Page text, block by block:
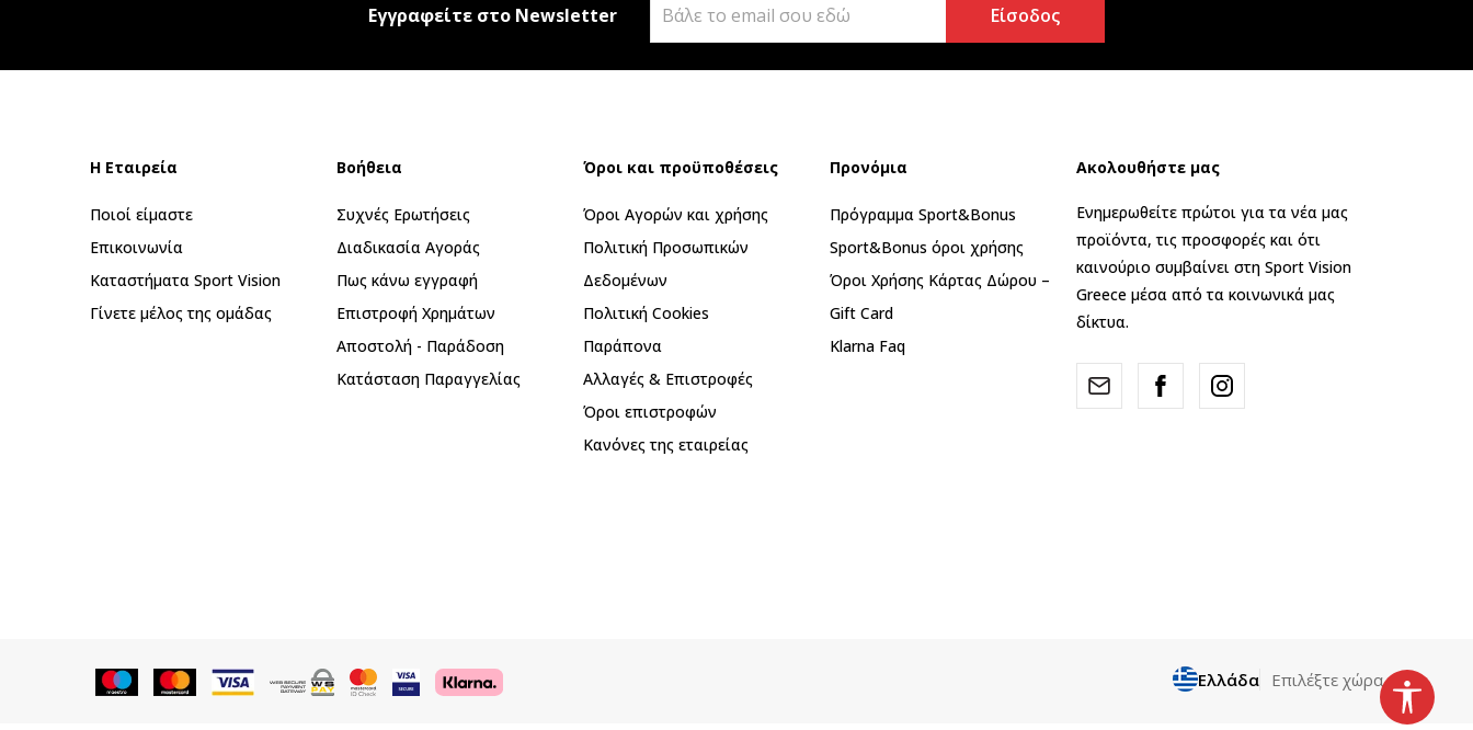
Εγγραφείτε στο Newsletter Είσοδος
Η Εταιρεία
Ποιοί είμαστε
Επικοινωνία
Καταστήματα Sport Vision
Γίνετε μέλος της ομάδας
Βοήθεια
Συχνές Ερωτήσεις
Διαδικασία Αγοράς
Πως κάνω εγγραφή
Επιστροφή Xρημάτων
Αποστολή - Παράδοση
Κατάσταση Παραγγελίας
Όροι και προϋποθέσεις
Όροι Αγορών και χρήσης
Πολιτική Προσωπικών
Δεδομένων
Πολιτική Cookies
Παράπονα
Αλλαγές & Επιστροφές
Όροι επιστροφών
Κανόνες της εταιρείας
Προνόμια
Πρόγραμμα Sport&Bonus
Sport&Bonus όροι χρήσης
Όροι Χρήσης Κάρτας Δώρου –
Gift Card
Klarna Faq
Ακολουθήστε μας
Ενημερωθείτε πρώτοι για τα νέα μας
προϊόντα, τις προσφορές και ότι
καινούριο συμβαίνει στη Sport Vision
Greece μέσα από τα κοινωνικά μας
δίκτυα.
Ελλάδα Επιλέξτε χώρα